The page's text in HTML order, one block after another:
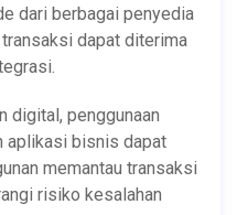
dari berbagai penyedia
transaksi dapat diterima
digital, penggunaan
aplikasi bisnis dapat
memantau transaksi
risiko kesalahan